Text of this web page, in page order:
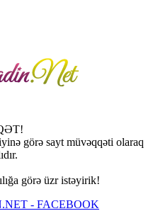
görə sayt müvəqqəti olaraq
görə üzr istəyirik!
- FACEBOOK